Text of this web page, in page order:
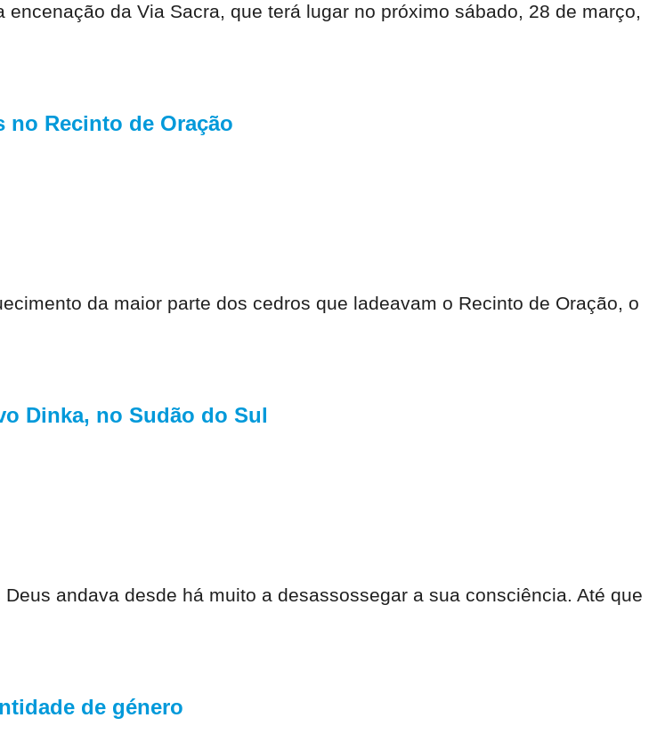
da Via Sacra, que terá lugar no próximo sábado, 28 de março,
no Recinto de Oração
da maior parte dos cedros que ladeavam o Recinto de Oração, o
Dinka, no Sudão do Sul
andava desde há muito a desassossegar a sua consciência. Até que
de género